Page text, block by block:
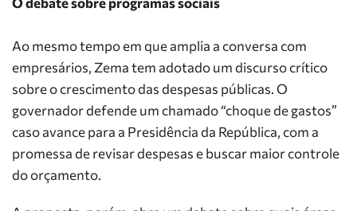
Ao mesmo tempo em que amplia a conversa com
empresários, Zema tem adotado um discurso crítico
sobre o crescimento das despesas públicas. O
governador defende um chamado “choque de gastos”
caso avance para a Presidência da República, com a
promessa de revisar despesas e buscar maior controle
do orçamento.